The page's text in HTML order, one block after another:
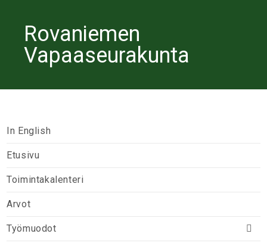
Rovaniemen
Vapaaseurakunta
In English
Etusivu
Toimintakalenteri
Arvot
Työmuodot